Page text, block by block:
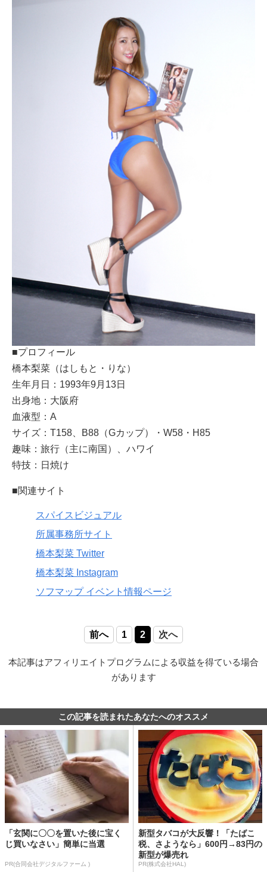
■プロフィール
橋本梨菜（はしもと・りな）
生年月日：1993年9月13日
出身地：大阪府
血液型：A
サイズ：T158、B88（Gカップ）・W58・H85
趣味：旅行（主に南国）、ハワイ
特技：日焼け
■関連サイト
スパイスビジュアル
所属事務所サイト
橋本梨菜 Twitter
橋本梨菜 Instagram
ソフマップ イベント情報ページ
前へ 1 2 次へ
本記事はアフィリエイトプログラムによる収益を得ている場合
があります
この記事を読まれたあなたへのオススメ
「玄関に〇〇を置いた後に宝く
じ買いなさい」簡単に当選
PR(合同会社デジタルファーム )
新型タバコが大反響！「たばこ
税、さようなら」600円→83円の
新型が爆売れ
PR(株式会社HAL)